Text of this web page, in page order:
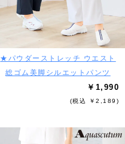
★パウダーストレッチ ウエスト
総ゴム美脚シルエットパンツ
￥1,990
(税込 ￥2,189)